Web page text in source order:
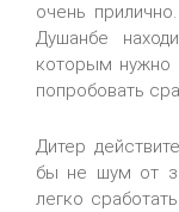
очень
Душанбе
которым нужно
попробовать
Дитер
бы не шум от
легко